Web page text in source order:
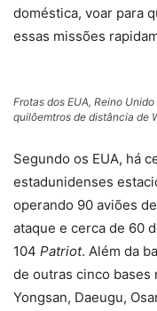
doméstica, voar para
essas missões
Frotas dos EUA, Reino
quilôemtros de distância de
Segundo os EUA, há
estadunidenses
operando 90 aviões
ataque e cerca de 60
104 Patriot. Além da
de outras cinco bases
Yongsan, Daeugu,